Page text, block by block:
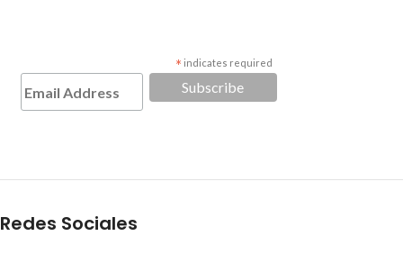
* indicates required
Redes Sociales